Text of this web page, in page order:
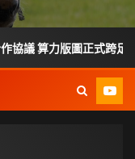
圖正式跨足東南亞